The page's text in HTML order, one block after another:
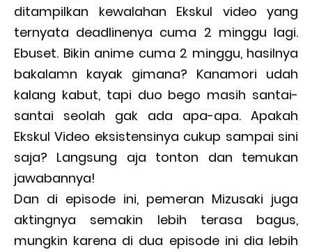
ditampilkan kewalahan Ekskul video yang
ternyata deadlinenya cuma 2 minggu lagi.
Ebuset. Bikin anime cuma 2 minggu, hasilnya
bakalamn kayak gimana? Kanamori udah
kalang kabut, tapi duo bego masih santai-
santai seolah gak ada apa-apa. Apakah
Ekskul Video eksistensinya cukup sampai sini
saja? Langsung aja tonton dan temukan
jawabannya!
Dan di episode ini, pemeran Mizusaki juga
aktingnya semakin lebih terasa bagus,
mungkin karena di dua episode ini dia lebih